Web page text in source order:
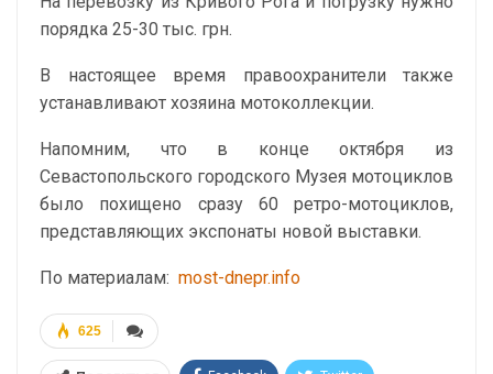
порядка 25-30 тыс. грн.
В настоящее время правоохранители также
устанавливают хозяина мотоколлекции.
Напомним, что в конце октября из
Севастопольского городского Музея мотоциклов
было похищено сразу 60 ретро-мотоциклов,
представляющих экспонаты новой выставки.
По материалам: most-dnepr.info
625